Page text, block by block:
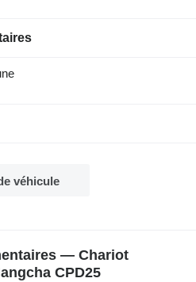
véhicule
— Chariot
CPD25